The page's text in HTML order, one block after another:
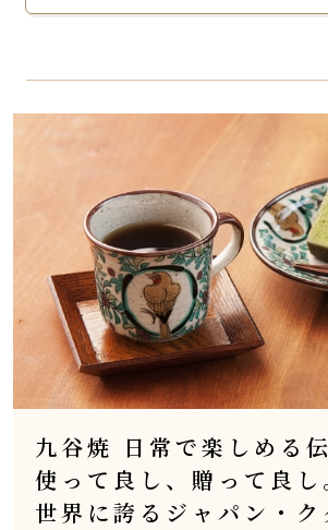
九谷焼 日常で楽しめる
使って良し、贈って良し
世界に誇るジャパン・ク